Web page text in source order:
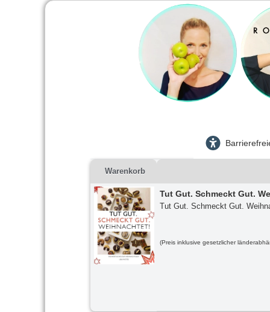
Warenkorb
Tut Gut. Schmeckt Gut.
Tut Gut. Schmeckt Gut.
(Preis inklusive gesetzlicher